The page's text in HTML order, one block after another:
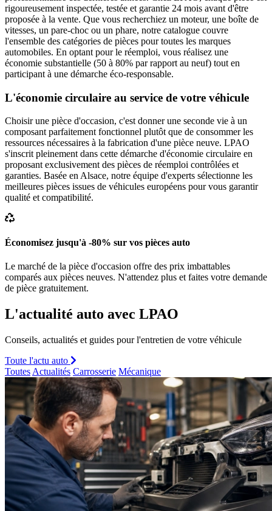
rigoureusement inspectée, testée et garantie 24 mois avant d'être
proposée à la vente. Que vous recherchiez un moteur, une boîte de
vitesses, un pare-choc ou un phare, notre catalogue couvre
l'ensemble des catégories de pièces pour toutes les marques
automobiles. En optant pour le réemploi, vous réalisez une
économie substantielle (50 à 80% par rapport au neuf) tout en
participant à une démarche éco-responsable.
L'économie circulaire au service de votre véhicule
Choisir une pièce d'occasion, c'est donner une seconde vie à un
composant parfaitement fonctionnel plutôt que de consommer les
ressources nécessaires à la fabrication d'une pièce neuve. LPAO
s'inscrit pleinement dans cette démarche d'économie circulaire en
proposant exclusivement des pièces de réemploi contrôlées et
garanties. Basée en Alsace, notre équipe d'experts sélectionne les
meilleures pièces issues de véhicules européens pour vous garantir
qualité et compatibilité.
Économisez jusqu'à -80% sur vos pièces auto
Le marché de la pièce d'occasion offre des prix imbattables
comparés aux pièces neuves. N'attendez plus et faites votre demande
de pièce gratuitement.
L'actualité auto avec LPAO
Conseils, actualités et guides pour l'entretien de votre véhicule
Toute l'actu auto
Toutes Actualités Carrosserie Mécanique